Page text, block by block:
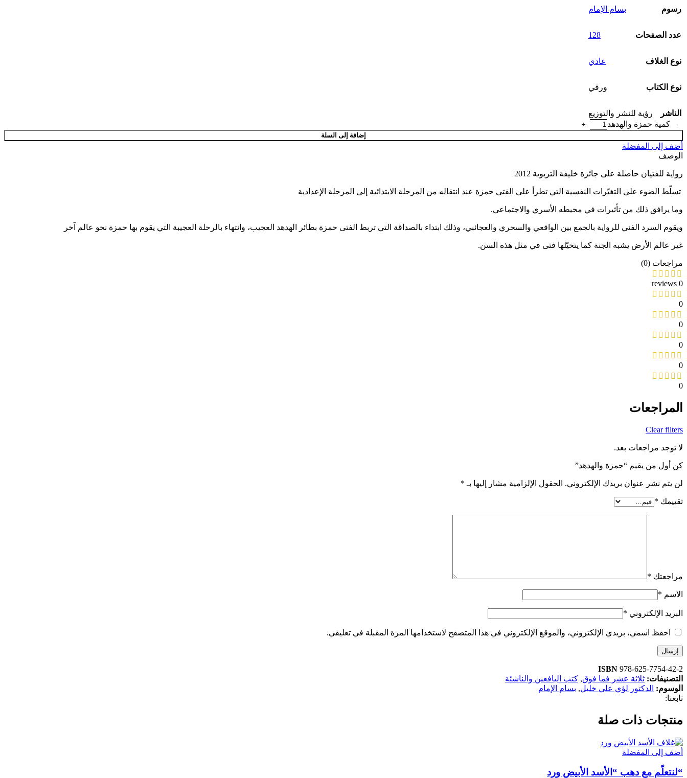
رسوم بسام الإمام
عدد الصفحات 128
نوع الغلاف عادي
نوع الكتاب ورقي
الناشر
رؤية للنشر والتوزيع
كمية حمزة والهدهد
إضافة إلى السلة
أضف إلى المفضلة
الوصف
رواية للفتيان حاصلة على جائزة خليفة التربوية 2012
تسلّط الضوء على التغيّرات النفسية التي تطرأ على الفتى حمزة عند انتقاله من المرحلة الابتدائية إلى المرحلة الإعدادية
وما يرافق ذلك من تأثيرات في محيطه الأسري والاجتماعي.
ويقوم السرد الفني للرواية بالجمع بين الواقعي والسحري والعجائبي، وذلك ابتداء بالصداقة التي تربط الفتى حمزة بطائر الهدهد العجيب، وانتهاء بالرحلة العجيبة التي يقوم بها حمزة نحو عالم آخر
غير عالم الأرض يشبه الجنة كما يتخيّلها فتى في مثل هذه السن.
مراجعات (0)
0 reviews
0
0
0
0
0
المراجعات
Clear filters
لا توجد مراجعات بعد.
كن أول من يقيم “حمزة والهدهد”
لن يتم نشر عنوان بريدك الإلكتروني. الحقول الإلزامية مشار إليها بـ *
تقييمك *
مراجعتك *
الاسم *
البريد الإلكتروني *
احفظ اسمي، بريدي الإلكتروني، والموقع الإلكتروني في هذا المتصفح لاستخدامها المرة المقبلة في تعليقي.
ISBN 978-625-7754-42-2
التصنيفات: ثلاثة عشر فما فوق, كتب اليافعين والناشئة
الوسوم: الدكتور لؤي علي خليل, بسام الإمام
تابعنا:
منتجات ذات صلة
أضف إلى المفضلة
“لنتعلّم مع دهب “الأسد الأبيض ورد